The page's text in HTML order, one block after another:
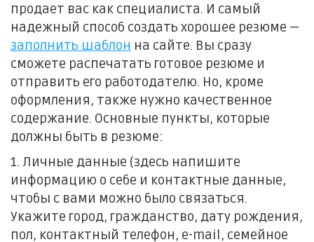
продает вас как специалиста. И самый
надежный способ создать хорошее резюме —
заполнить шаблон на сайте. Вы сразу
сможете распечатать готовое резюме и
отправить его работодателю. Но, кроме
оформления, также нужно качественное
содержание. Основные пункты, которые
должны быть в резюме:
1. Личные данные (здесь напишите
информацию о себе и контактные данные,
чтобы с вами можно было связаться.
Укажите город, гражданство, дату рождения,
пол, контактный телефон, e-mail, семейное